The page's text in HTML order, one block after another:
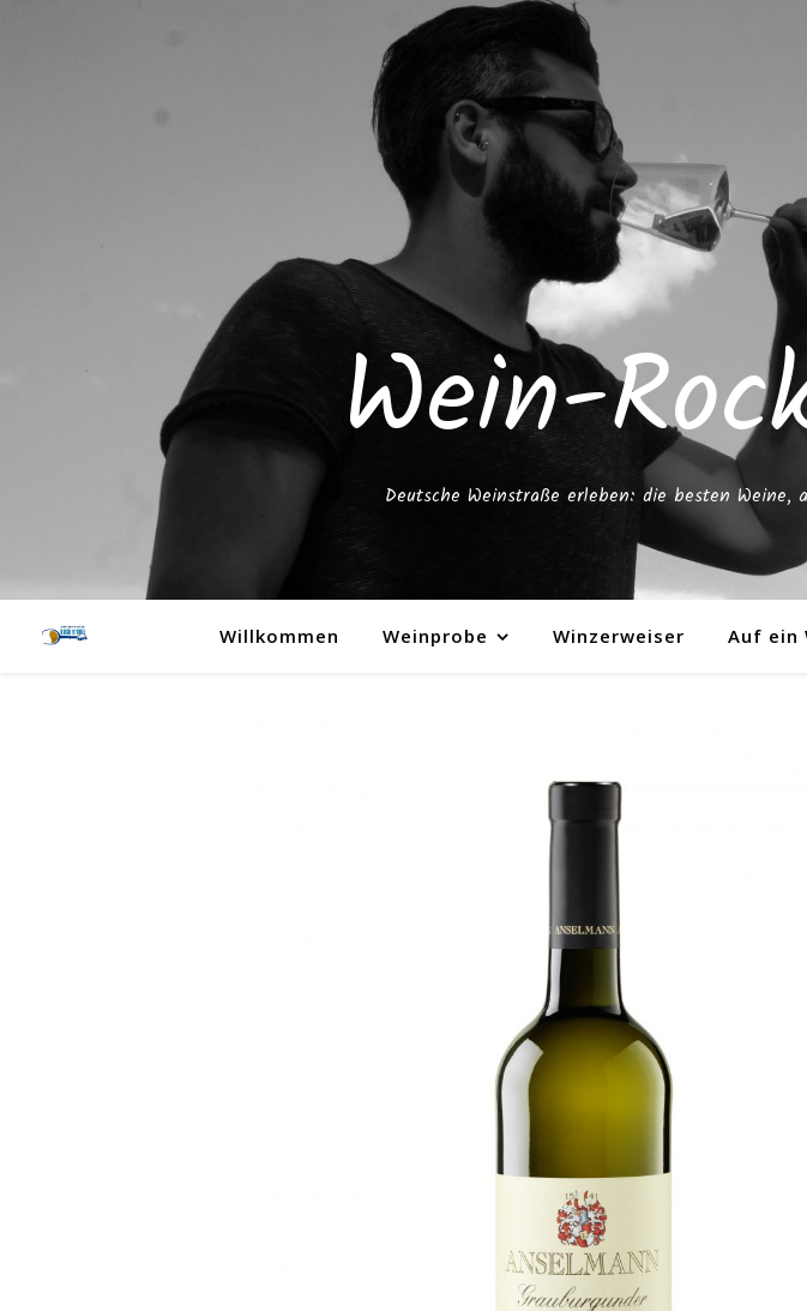
Wein-
Deutsche Weinstraße erleben: die besten
Willkommen Weinprobe Winzerweiser Auf ein